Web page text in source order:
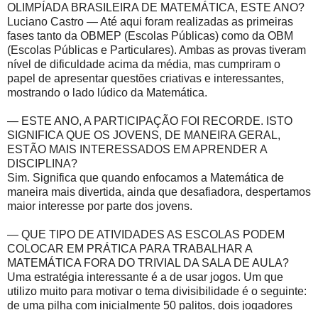
OLIMPÍADA BRASILEIRA DE MATEMÁTICA, ESTE ANO?
Luciano Castro — Até aqui foram realizadas as primeiras
fases tanto da OBMEP (Escolas Públicas) como da OBM
(Escolas Públicas e Particulares). Ambas as provas tiveram
nível de dificuldade acima da média, mas cumpriram o
papel de apresentar questões criativas e interessantes,
mostrando o lado lúdico da Matemática.
— ESTE ANO, A PARTICIPAÇÃO FOI RECORDE. ISTO
SIGNIFICA QUE OS JOVENS, DE MANEIRA GERAL,
ESTÃO MAIS INTERESSADOS EM APRENDER A
DISCIPLINA?
Sim. Significa que quando enfocamos a Matemática de
maneira mais divertida, ainda que desafiadora, despertamos
maior interesse por parte dos jovens.
— QUE TIPO DE ATIVIDADES AS ESCOLAS PODEM
COLOCAR EM PRÁTICA PARA TRABALHAR A
MATEMÁTICA FORA DO TRIVIAL DA SALA DE AULA?
Uma estratégia interessante é a de usar jogos. Um que
utilizo muito para motivar o tema divisibilidade é o seguinte:
de uma pilha com inicialmente 50 palitos, dois jogadores